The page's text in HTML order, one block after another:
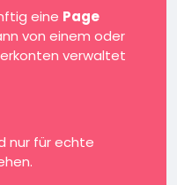
eine Page
von einem oder
verwaltet
nur für echte